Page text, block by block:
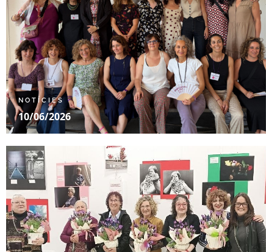
NOTÍCIES
10/06/2026